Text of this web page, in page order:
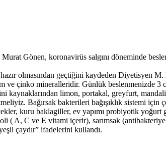
Gönen, koronavirüs salgını döneminde
olmasından geçtiğini kaydeden Diyetisyen
çinko mineralleridir. Günlük beslenmenizde
kaynaklarından limon, portakal, greyfurt,
Bağırsak bakterileri bağışıklık sistemi
kuru baklagiller, ev yapımı probiyotik
( A, C ve E vitami içerir), sarımsak
çaydır” ifadelerini kullandı.